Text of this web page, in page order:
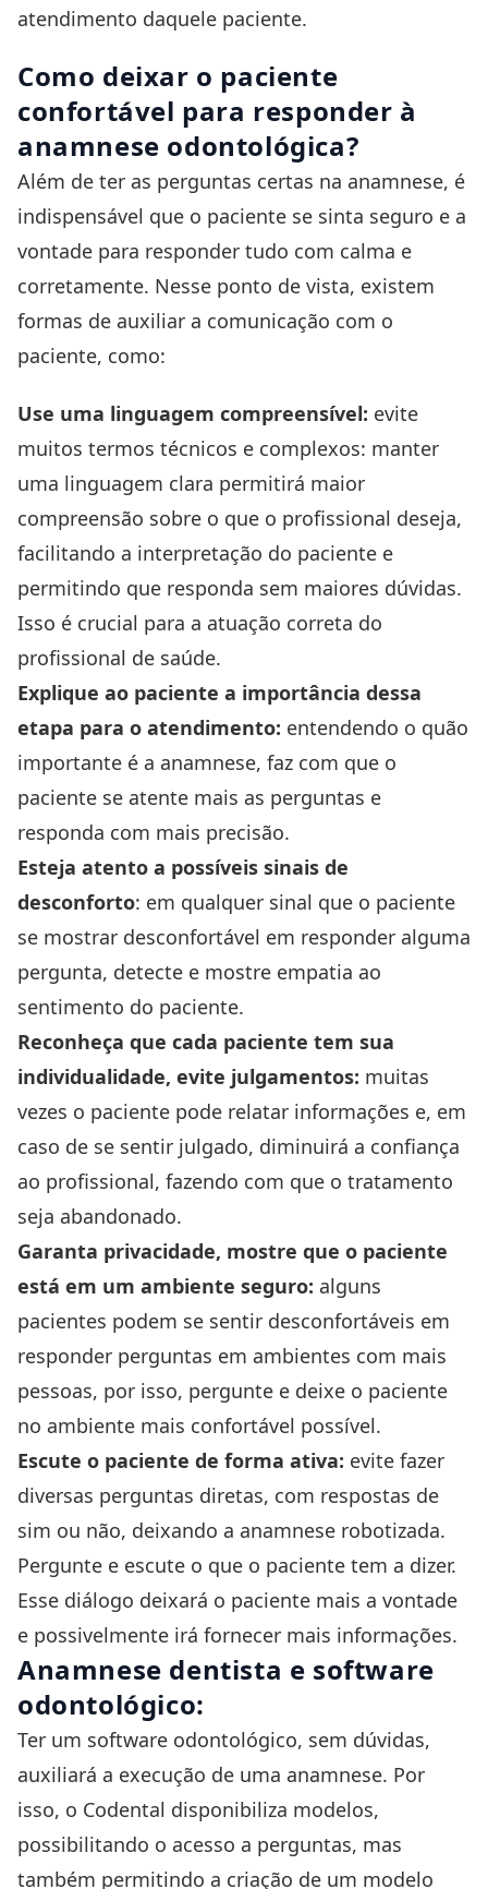
atendimento daquele paciente.
Como deixar o paciente
confortável para responder à
anamnese odontológica?
Além de ter as perguntas certas na anamnese, é
indispensável que o paciente se sinta seguro e a
vontade para responder tudo com calma e
corretamente. Nesse ponto de vista, existem
formas de auxiliar a comunicação com o
paciente, como:
Use uma linguagem compreensível: evite
muitos termos técnicos e complexos: manter
uma linguagem clara permitirá maior
compreensão sobre o que o profissional deseja,
facilitando a interpretação do paciente e
permitindo que responda sem maiores dúvidas.
Isso é crucial para a atuação correta do
profissional de saúde.
Explique ao paciente a importância dessa
etapa para o atendimento: entendendo o quão
importante é a anamnese, faz com que o
paciente se atente mais as perguntas e
responda com mais precisão.
Esteja atento a possíveis sinais de
desconforto: em qualquer sinal que o paciente
se mostrar desconfortável em responder alguma
pergunta, detecte e mostre empatia ao
sentimento do paciente.
Reconheça que cada paciente tem sua
individualidade, evite julgamentos: muitas
vezes o paciente pode relatar informações e, em
caso de se sentir julgado, diminuirá a confiança
ao profissional, fazendo com que o tratamento
seja abandonado.
Garanta privacidade, mostre que o paciente
está em um ambiente seguro: alguns
pacientes podem se sentir desconfortáveis em
responder perguntas em ambientes com mais
pessoas, por isso, pergunte e deixe o paciente
no ambiente mais confortável possível.
Escute o paciente de forma ativa: evite fazer
diversas perguntas diretas, com respostas de
sim ou não, deixando a anamnese robotizada.
Pergunte e escute o que o paciente tem a dizer.
Esse diálogo deixará o paciente mais a vontade
e possivelmente irá fornecer mais informações.
Anamnese dentista e software
odontológico:
Ter um software odontológico, sem dúvidas,
auxiliará a execução de uma anamnese. Por
isso, o Codental disponibiliza modelos,
possibilitando o acesso a perguntas, mas
também permitindo a criação de um modelo